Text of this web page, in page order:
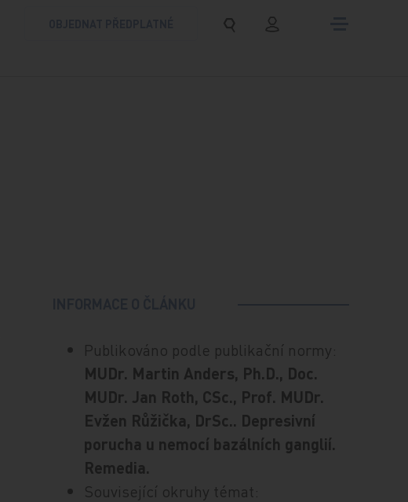
Publikováno podle publikační normy:
MUDr. Martin Anders, Ph.D., Doc.
MUDr. Jan Roth, CSc., Prof. MUDr.
Evžen Růžička, DrSc.. Depresivní
porucha u nemocí bazálních ganglií.
Remedia.
Související okruhy témat: